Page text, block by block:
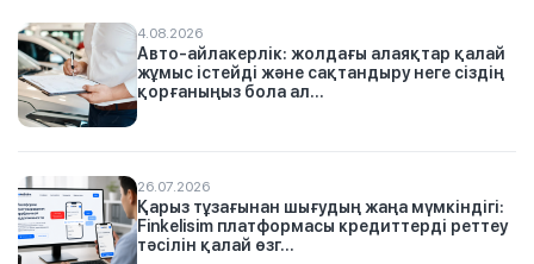
4.08.2026
Авто-айлакерлік: жолдағы алаяқтар қалай
жұмыс істейді және сақтандыру неге сіздің
қорғаныңыз бола ал...
26.07.2026
Қарыз тұзағынан шығудың жаңа мүмкіндігі:
Finkelisim платформасы кредиттерді реттеу
тәсілін қалай өзг...